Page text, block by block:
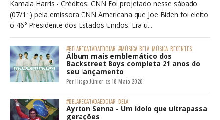
Kamala Harris - Créditos: CNN Foi projetado nesse sábado
(07/11) pela emissora CNN Americana que Joe Biden foi eleito
o 46° Presidente dos Estados Unidos. Era u...
#BELARECATADAEDOLAR #MÚSICA BELA MÚSICA RECENTES
Álbum mais emblemático dos
Backstreet Boys completa 21 anos do
seu lançamento
Por:Hiago Júnior 18 Maio 2020
#BELARECATADAEDOLAR BELA
Ayrton Senna - Um ídolo que ultrapassa
gerações